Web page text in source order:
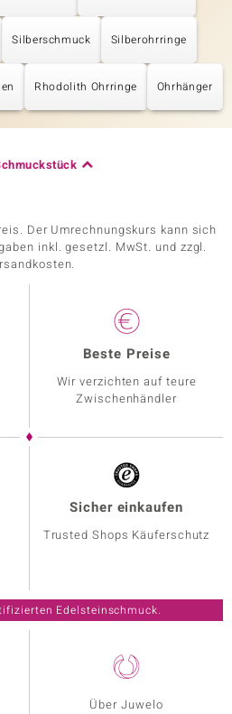
Silberschmuck Silberohrringe
Rhodolith Ohrringe Ohrhänger
Der Umrechnungskurs kann sich
inkl. gesetzl. MwSt. und zzgl.
Über Juwelo
Beste Preise
Wir verzichten auf teure
Zwischenhändler
Sicher einkaufen
Trusted Shops Käuferschutz
Edelsteinschmuck.